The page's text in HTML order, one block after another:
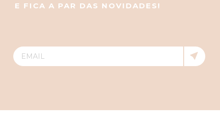
E FICA A PAR DAS NOVIDADES!